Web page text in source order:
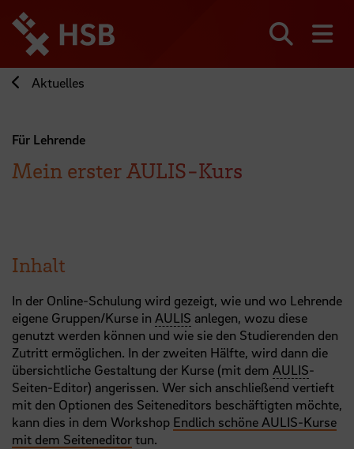
zum
Seiteninhalt
springen
Aktuelles
Für Lehrende
Mein erster AULIS-Kurs
Inhalt
In der Online-Schulung wird gezeigt, wie und wo Lehrende
eigene Gruppen/Kurse in AULIS anlegen, wozu diese
genutzt werden können und wie sie den Studierenden den
Zutritt ermöglichen. In der zweiten Hälfte, wird dann die
übersichtliche Gestaltung der Kurse (mit dem AULIS-
Seiten-Editor) angerissen. Wer sich anschließend vertieft
mit den Optionen des Seiteneditors beschäftigten möchte,
kann dies in dem Workshop Endlich schöne AULIS-Kurse
mit dem Seiteneditortun.